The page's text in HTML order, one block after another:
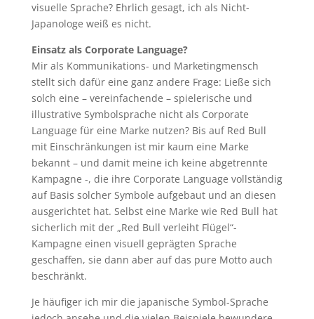
visuelle Sprache? Ehrlich gesagt, ich als Nicht-
Japanologe weiß es nicht.
Einsatz als Corporate Language?
Mir als Kommunikations- und Marketingmensch
stellt sich dafür eine ganz andere Frage: Ließe sich
solch eine – vereinfachende – spielerische und
illustrative Symbolsprache nicht als Corporate
Language für eine Marke nutzen? Bis auf Red Bull
mit Einschränkungen ist mir kaum eine Marke
bekannt – und damit meine ich keine abgetrennte
Kampagne -, die ihre Corporate Language vollständig
auf Basis solcher Symbole aufgebaut und an diesen
ausgerichtet hat. Selbst eine Marke wie Red Bull hat
sicherlich mit der „Red Bull verleiht Flügel“-
Kampagne einen visuell geprägten Sprache
geschaffen, sie dann aber auf das pure Motto auch
beschränkt.
Je häufiger ich mir die japanische Symbol-Sprache